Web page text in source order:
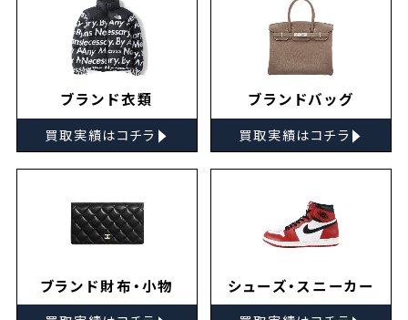
ブランド衣類
買取実績はコチラ ▸
ブランドバッグ
買取実績はコチラ ▸
ブランド財布・小物 シューズ・スニーカー